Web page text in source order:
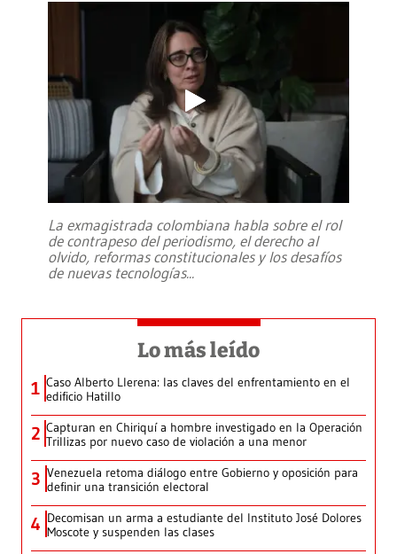
La exmagistrada colombiana habla sobre el rol
de contrapeso del periodismo, el derecho al
olvido, reformas constitucionales y los desafíos
de nuevas tecnologías...
Lo más leído
1 Caso Alberto Llerena: las claves del enfrentamiento en el
edificio Hatillo
2 Capturan en Chiriquí a hombre investigado en la Operación
Trillizas por nuevo caso de violación a una menor
3 Venezuela retoma diálogo entre Gobierno y oposición para
definir una transición electoral
4 Decomisan un arma a estudiante del Instituto José Dolores
Moscote y suspenden las clases